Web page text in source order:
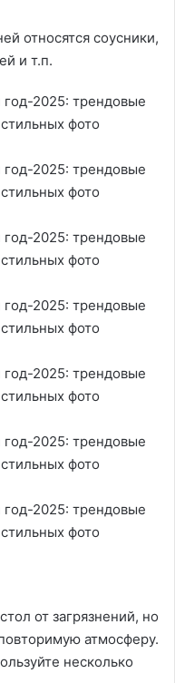
относятся соусники,
и т.п.
от загрязнений, но
атмосферу.
несколько